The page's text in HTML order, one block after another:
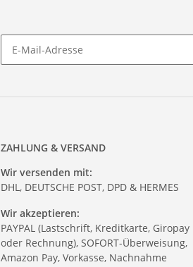
ZAHLUNG & VERSAND
Wir versenden mit:
DHL, DEUTSCHE POST, DPD & HERMES
Wir akzeptieren:
PAYPAL (Lastschrift, Kreditkarte, Giropay
oder Rechnung), SOFORT-Überweisung,
Amazon Pay, Vorkasse, Nachnahme